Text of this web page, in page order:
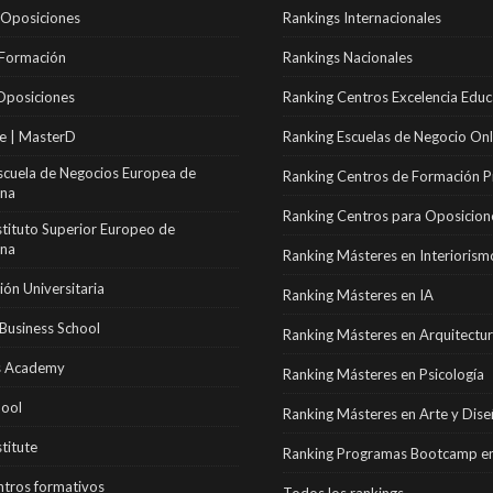
| MasterD
de Negocios Europea de
Superior Europeo de
Universitaria
School
Academy
formativos
Rankings Internacionales
Rankings Nacionales
Ranking Centros Excelencia
Ranking Escuelas de Negocio
Ranking Centros de Formación
Ranking Centros para
Ranking Másteres en
Ranking Másteres en IA
Ranking Másteres en
Ranking Másteres en Psicología
Ranking Másteres en Arte y
Ranking Programas Bootcamp